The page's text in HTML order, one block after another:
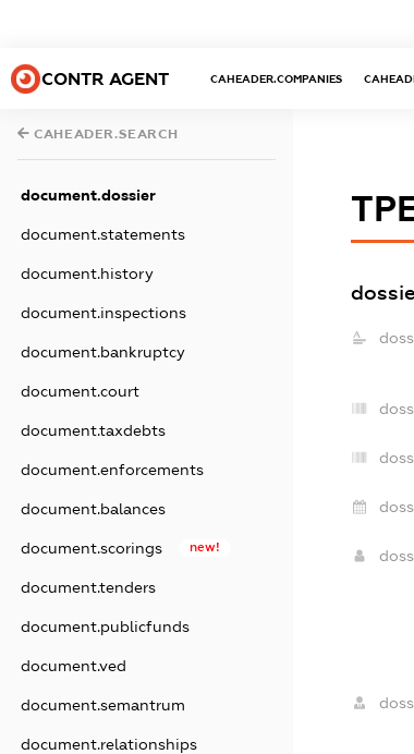
CONTR AGENT CAHEADER.COMPANIES
CAHEADER.SEARCH
document.dossier
document.statements
document.history
document.inspections
document.bankruptcy
document.court
document.taxdebts
document.enforcements
document.balances
document.scorings new!
document.tenders
document.publicfunds
document.ved
document.semantrum
document.relationships